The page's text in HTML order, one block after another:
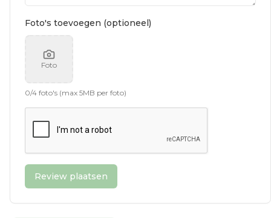
Foto's toevoegen (optioneel)
Foto
0/4 foto's (max 5MB per foto)
Review plaatsen